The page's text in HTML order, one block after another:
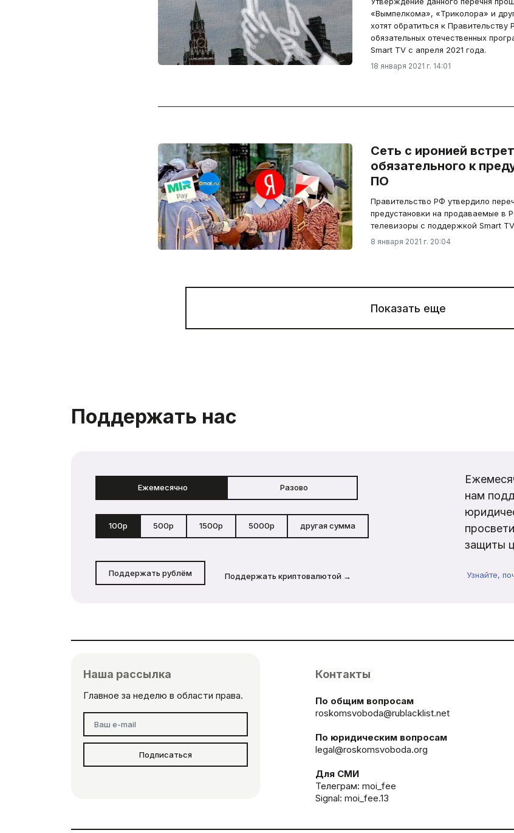
«Вымпелкома», «Триколора» и
хотят обратиться к
обязательных отечественных
Smart TV с апреля 2021 года.
18 января 2021 г. 14:01
Сеть с иронией
обязательного к
ПО
Правительство РФ утвердило
предустановки на продаваемые в
телевизоры с поддержкой Smart
8 января 2021 г. 20:04
Показать еще
Поддержать нас
Ежемесячно Разово
100р 500р 1500р 5000р другая сумма
Поддержать рублём Поддержать криптовалютой →
нам
защиты
Узнайте,
Наша рассылка
Главное за неделю в области права.
Подписаться
Контакты
По общим вопросам
roskomsvoboda@rublacklist.net
По юридическим вопросам
legal@roskomsvoboda.org
Для СМИ
Телеграм: moi_fee
Signal: moi_fee.13